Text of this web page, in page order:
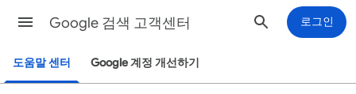
Google 검색 고객센터 로그인
도움말 센터 Google 계정 개선하기